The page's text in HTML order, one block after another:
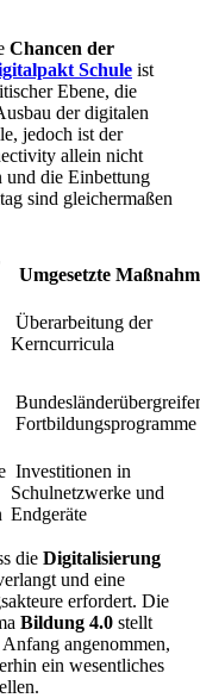
Chancen der
Schule ist
Ebene, die
der digitalen
jedoch ist der
allein nicht
und die Einbettung
sind gleichermaßen
Umgesetzte
Überarbeitung der
Kerncurricula
Fortbildungsprogramme
Investitionen in
Schulnetzwerke und
Endgeräte
die Digitalisierung
und eine
erfordert. Die
Bildung 4.0 stellt
angenommen,
ein wesentliches